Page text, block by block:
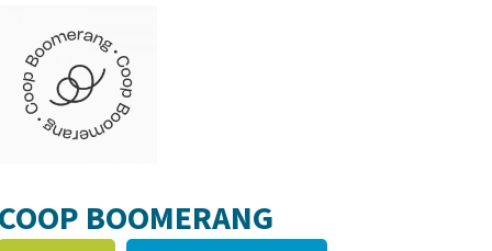
BOOMERANG